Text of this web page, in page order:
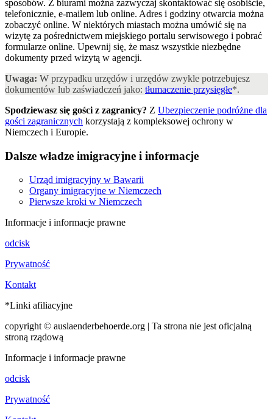
sposobów. Z biurami można zazwyczaj skontaktować się osobiście,
telefonicznie, e-mailem lub online. Adres i godziny otwarcia można
zobaczyć online. W niektórych miastach można umówić się na
wizytę za pośrednictwem miejskiego portalu serwisowego i pobrać
formularze online. Upewnij się, że masz wszystkie niezbędne
dokumenty przed wizytą w agencji.
Uwaga: W przypadku urzędów i urzędów zwykle potrzebujesz
dokumentów lub zaświadczeń jako: tłumaczenie przysięgłe*.
Spodziewasz się gości z zagranicy? Z Ubezpieczenie podróżne dla
gości zagranicznych korzystają z kompleksowej ochrony w
Niemczech i Europie.
Dalsze władze imigracyjne i informacje
Urząd imigracyjny w Bawarii
Organy imigracyjne w Niemczech
Pierwsze kroki w Niemczech
Informacje i informacje prawne
odcisk
Prywatność
Kontakt
*Linki afiliacyjne
copyright © auslaenderbehoerde.org | Ta strona nie jest oficjalną
stroną rządową
Informacje i informacje prawne
odcisk
Prywatność